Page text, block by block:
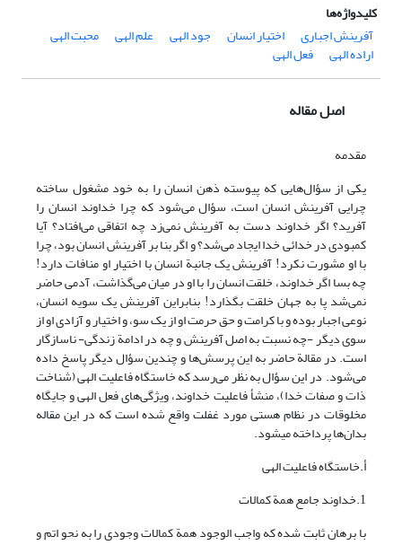
کلیدواژه‌ها
آفرینش اجباری
اختیار انسان جود الهی علم الهی محبت الهی
اراده الهی فعل الهی
اصل مقاله
مقدمه
یکی از سؤال‌هایی که پیوسته ذهن انسان را به خود مشغول ساخته
چرایی آفرینش انسان است، سؤال می‌شود که چرا خداوند انسان را
آفرید؟ اگر خداوند دست به آفرینش نمی‌زد چه اتفاقی می‌افتاد؟ آیا
کمبودی در خدائی خدا ایجاد می‌شد؟ و اگر بنا بر آفرینش انسان بود، چرا
با او مشورت نکرد! آفرینش یک جانبة انسان با اختیار او منافات دارد!
چه بسا اگر خداوند، خلقت انسان را با او در میان می‌گذاشت، آدمی حاضر
نمی‌شد پا به جهان خلقت بگذارد! بنابر‌این آفرینش یک سویه انسان،
نوعی اجبار بوده و با کرامت و حق حرمت او از یک سو، و اختیار و آزادی او از
سوی دیگر -چه نسبت به اصل آفرینش و چه در ادامة زندگی- ناسازگار
است. در مقالة حاضر به این پرسش‌ها و چندین سؤال دیگر پاسخ داده
می‌شود. در این سؤال به نظر می‌رسد که خاستگاه فاعلیت الهی (شناخت
ذات و صفات خدا)، منشأ فاعلیت خداوند، ویژگی‌های فعل الهی و جایگاه
مخلوقات در نظام هستی مورد غفلت واقع شده است که در این مقاله
بدان‌ها پرداخته می‎شود.
أ.خاستگاه فاعلیت الهی
1.خداوند جامع همة کمالات
با برهان ثابت شده که واجب الوجود همة کمالات وجودی را به نحو اتم و